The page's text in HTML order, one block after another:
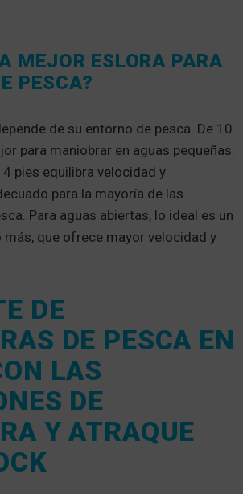
MEJOR ESLORA PARA
PESCA?
de su entorno de pesca. De 10
para maniobrar en aguas pequeñas.
pies equilibra velocidad y
para la mayoría de las
Para aguas abiertas, lo ideal es un
más, que ofrece mayor velocidad y
DE
DE PESCA EN
LAS
DE
Y ATRAQUE